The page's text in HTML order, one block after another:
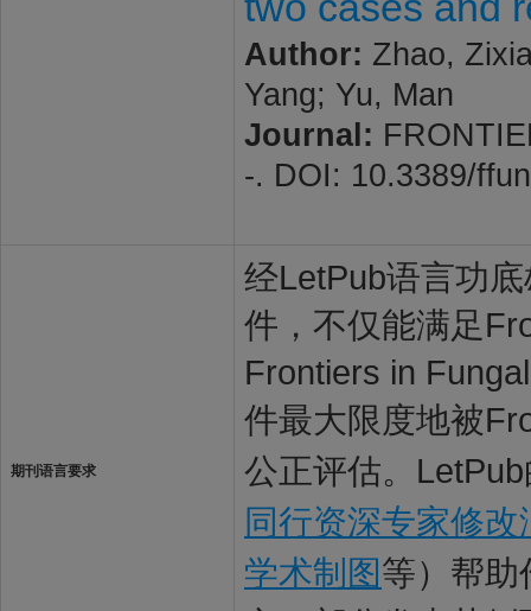
Author: Zhao,
Yang; Yu, Man
Journal:
-. DOI: 10.3389/
期刊语言要求
经LetPub语言功
件，不仅能满足
Frontiers in
件最大限度地被
公正评估。
同行资深专家修改
学术制图等）帮助